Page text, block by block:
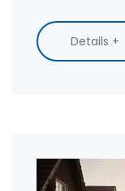
Details +